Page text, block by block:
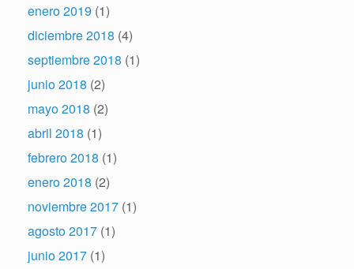
enero 2019 (1)
diciembre 2018 (4)
septiembre 2018 (1)
junio 2018 (2)
mayo 2018 (2)
abril 2018 (1)
febrero 2018 (1)
enero 2018 (2)
noviembre 2017 (1)
agosto 2017 (1)
junio 2017 (1)